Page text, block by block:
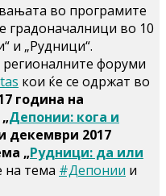
во програмите
градоначалници во 10
и „Рудници“.
регионалните форуми
кои ќе се одржат во
година на
Депонии: кога и
декември 2017
„Рудници: да или
на тема #Депонии и